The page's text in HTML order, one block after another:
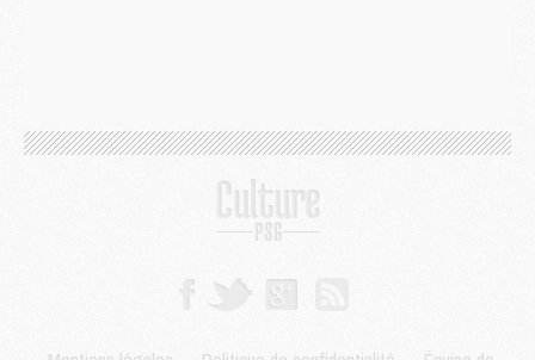
Mercato- Vu d'Italie, le transfert de Suzuki au PSG est bien engagé
Mercato- Ferran Torres ne serait pas à vendre, mais...
- Gros coup dur pour Aston Villa avant de croiser le PSG
- [MAJ] Le PSG a fait une grosse offre à Parme pour Suzuki
- Après Pacho, d'autres retours en vue